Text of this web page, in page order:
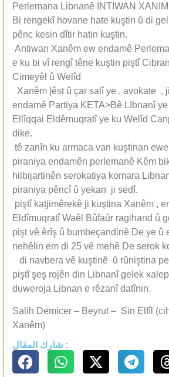
Perlemana Libnanê INTIWAN XANIM
Bi rengekî hovane hate kuştin û di
pênc kesin dîtir hatin kuştin.
Antiwan Xanêm ew endamê
e ku bi vî rengî têne kuştin piştî
Cimeyêl û Welîd
Xanêm |êst û çar salî ye , avokate ,
endamê Partiya KETA>Bê LIbnanî
Ellîqqai Eldêmuqratî ye ku Welîd
dike.
tê zanîn ku armaca van kuştinan
piraniya endamên perlemanê Kêm
hilbijartinên serokatiya komara
piraniya pêncî û yekan ji sedî.
piştî katjimêrekê ji kuştina Xanêm ,
Eldîmuqratî Waêl Bûfaûr ragihand û
pişt vê êrîş û bumbeçandinê De ye û
nehêlin em di 25 vê mehê De serok
di navbera vê kuştinê û rûniştina
piştî şeş rojên din Libnanî gelek
duweroja Libnan e rêzanî datînin.
Salih Demicer – Beyrut – Sin Elfîl
Xanêm)
شارك المقال :